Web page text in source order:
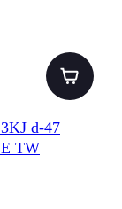
d-47
TW